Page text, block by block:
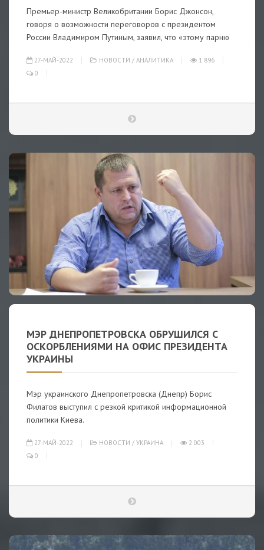
Премьер-министр Великобритании Борис Джонсон,
говоря о возможности переговоров с президентом
России Владимиром Путиным, заявил, что «этому парню
27-МАЙ-2022 НОВОСТИ / АНАЛИТИКА
1 896
0
МЭР ДНЕПРОПЕТРОВСКА ОБРУШИЛСЯ С
ОСКОРБЛЕНИЯМИ НА ОФИС ПРЕЗИДЕНТА
УКРАИНЫ
Мэр украинского Днепропетровска (Днепр) Борис
Филатов выступил с резкой критикой информационной
политики Киева.
27-МАЙ-2022 НОВОСТИ / УКРАИНА
2 003
0